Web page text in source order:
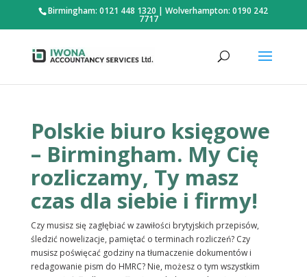
Birmingham: 0121 448 1320 |Wolverhampton: 0190 242
7717
Polskie biuro księgowe
– Birmingham. My Cię
rozliczamy, Ty masz
czas dla siebie i firmy!
Czy musisz się zagłębiać w zawiłości brytyjskich przepisów,
śledzić nowelizacje, pamiętać o terminach rozliczeń? Czy
musisz poświęcać godziny na tłumaczenie dokumentów i
redagowanie pism do HMRC? Nie, możesz o tym wszystkim